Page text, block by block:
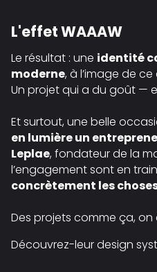
L'effet WAAAW
Le résultat : une identité
moderne, à l’image de
Un projet qui a du goût —
Et surtout, une belle
en lumière un
Leplae, fondateur de la
l’engagement sont en
concrètement les
Des projets comme ça, on
Découvrez-leur design